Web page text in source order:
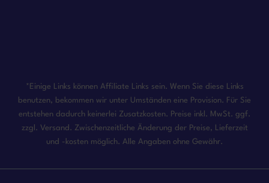
*Einige Links können Affiliate Links sein. Wenn Sie diese Links
benutzen, bekommen wir unter Umständen eine Provision. Für Sie
entstehen dadurch keinerlei Zusatzkosten. Preise inkl. MwSt. ggf.
zzgl. Versand. Zwischenzeitliche Änderung der Preise, Lieferzeit
und -kosten möglich. Alle Angaben ohne Gewähr.